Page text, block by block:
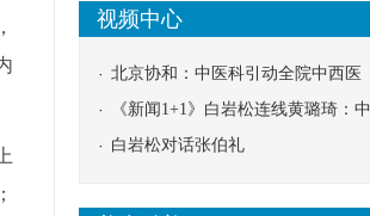
视频中心
北京协和：中医科引动全院中西医
协同
《新闻1+1》白岩松连线黄璐琦：中
医救治的临床效果
白岩松对话张伯礼